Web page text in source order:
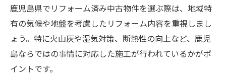
鹿児島県でリフォーム済み中古物件を選ぶ際は、地域特
有の気候や地盤を考慮したリフォーム内容を重視しまし
ょう。特に火山灰や湿気対策、断熱性の向上など、鹿児
島ならではの事情に対応した施工が行われているかがポ
イントです。